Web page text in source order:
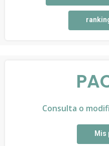
Consulta o
Mis